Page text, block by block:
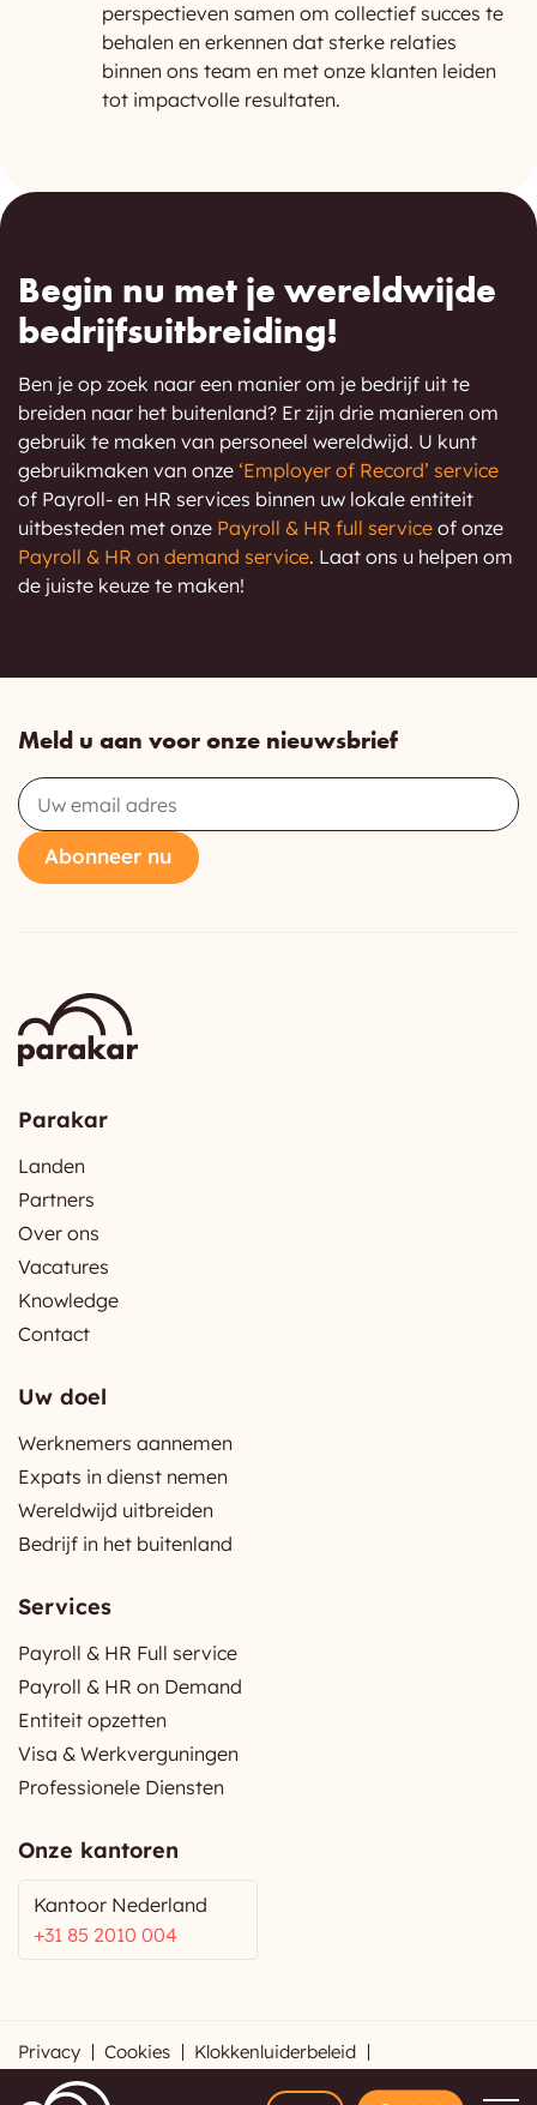
perspectieven samen om collectief succes te
behalen en erkennen dat sterke relaties
binnen ons team en met onze klanten leiden
tot impactvolle resultaten.
Begin nu met je wereldwijde
bedrijfsuitbreiding!
Ben je op zoek naar een manier om je bedrijf uit te
breiden naar het buitenland? Er zijn drie manieren om
gebruik te maken van personeel wereldwijd. U kunt
gebruikmaken van onze ‘Employer of Record’ service
of Payroll- en HR services binnen uw lokale entiteit
uitbesteden met onze Payroll & HR full service of onze
Payroll & HR on demand service. Laat ons u helpen om
de juiste keuze te maken!
Meld u aan voor onze nieuwsbrief
Email
Abonneer nu
Parakar
Landen
Partners
Over ons
Vacatures
Knowledge
Contact
Uw doel
Werknemers aannemen
Expats in dienst nemen
Wereldwijd uitbreiden
Bedrijf in het buitenland
Services
Payroll & HR Full service
Payroll & HR on Demand
Entiteit opzetten
Visa & Werkverguningen
Professionele Diensten
Onze kantoren
Kantoor Nederland
+31 85 2010 004
Privacy Cookies
Klokkenluiderbeleid
Frequently Asked Questions